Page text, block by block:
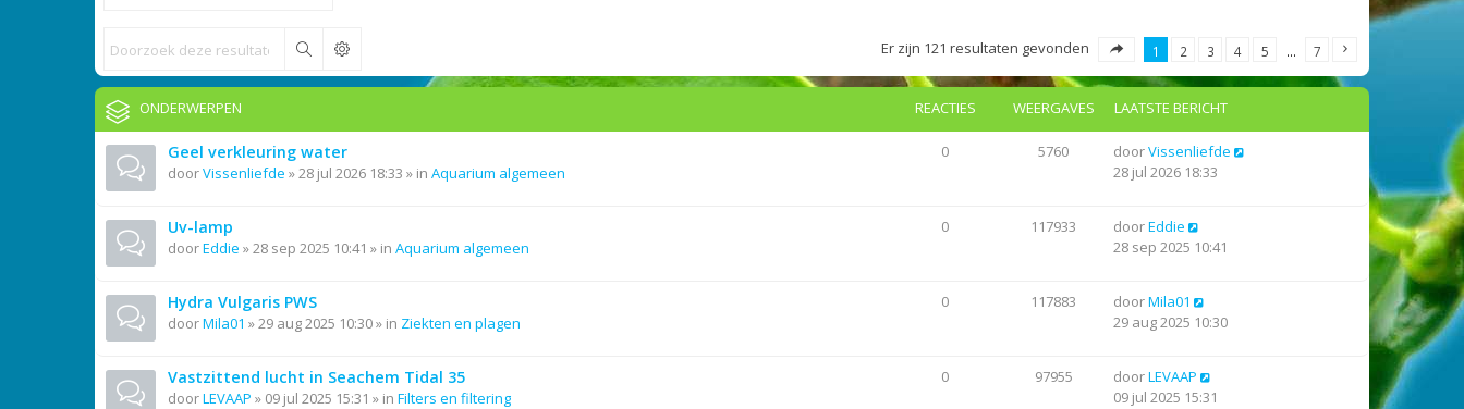
Zoek Er zijn 121 resultaten gevonden 1 2 3 4 5 … 7
ONDERWERPEN REACTIES WEERGAVES LAATSTE BERICHT
Geel verkleuring water
doorVissenliefde »28 jul 2026 18:33 » in Aquarium algemeen
0 5760 doorVissenliefde
28 jul 2026 18:33
Uv-lamp
doorEddie »28 sep 2025 10:41 » in Aquarium algemeen
0 117933 doorEddie
28 sep 2025 10:41
Hydra Vulgaris PWS
doorMila01 »29 aug 2025 10:30» in Ziekten en plagen
0 117883 doorMila01
29 aug 2025 10:30
Vastzittend lucht in Seachem Tidal 35
doorLEVAAP » 09 jul 2025 15:31 » in Filters en filtering
0 97955 doorLEVAAP
09 jul 2025 15:31